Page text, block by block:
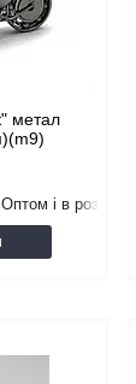
метал
Оптом і в роздріб